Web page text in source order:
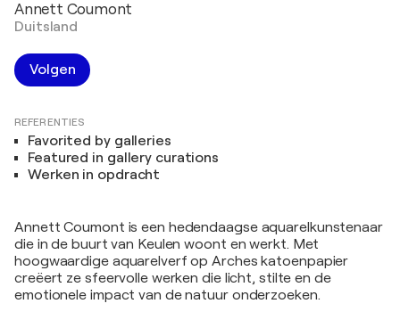
Annett Coumont
Duitsland
Volgen
REFERENTIES
Favorited by galleries
Featured in gallery curations
Werken in opdracht
Annett Coumont is een hedendaagse aquarelkunstenaar
die in de buurt van Keulen woont en werkt. Met
hoogwaardige aquarelverf op Arches katoenpapier
creëert ze sfeervolle werken die licht, stilte en de
emotionele impact van de natuur onderzoeken.